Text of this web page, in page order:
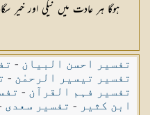
ہوگا ہر عادت میں نیکی اور خیر
تفسیر احسن البیان -
تفسیر تیسیر الرحمٰن -
تفسیر فہم القرآن -
ابن کثیر - تفسیر سعدی